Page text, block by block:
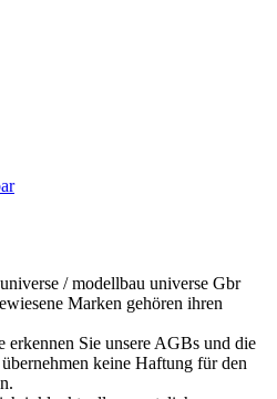
/ modellbau universe Gbr
Marken gehören ihren
erkennen Sie unsere AGBs und die
keine Haftung für den